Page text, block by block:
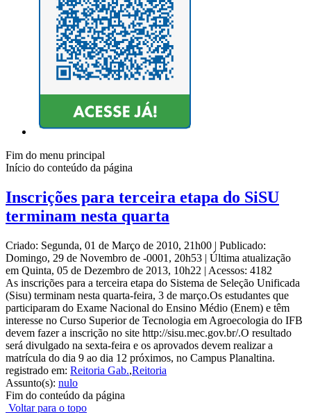
Fim do menu principal
Início do conteúdo da página
Inscrições para terceira etapa do SiSU
terminam nesta quarta
Criado: Segunda, 01 de Março de 2010, 21h00 | Publicado:
Domingo, 29 de Novembro de -0001, 20h53 | Última atualização
em Quinta, 05 de Dezembro de 2013, 10h22 | Acessos: 4182
As inscrições para a terceira etapa do Sistema de Seleção Unificada
(Sisu) terminam nesta quarta-feira, 3 de março.Os estudantes que
participaram do Exame Nacional do Ensino Médio (Enem) e têm
interesse no Curso Superior de Tecnologia em Agroecologia do IFB
devem fazer a inscrição no site http://sisu.mec.gov.br/.O resultado
será divulgado na sexta-feira e os aprovados devem realizar a
matrícula do dia 9 ao dia 12 próximos, no Campus Planaltina.
registrado em: Reitoria Gab.,Reitoria
Assunto(s): nulo
Fim do conteúdo da página
Voltar para o topo